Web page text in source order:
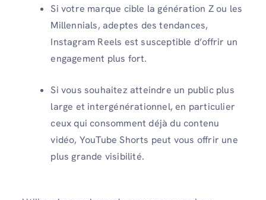
Si votre marque cible la génération Z ou les
Millennials, adeptes des tendances,
Instagram Reels est susceptible d’offrir un
engagement plus fort.
Si vous souhaitez atteindre un public plus
large et intergénérationnel, en particulier
ceux qui consomment déjà du contenu
vidéo, YouTube Shorts peut vous offrir une
plus grande visibilité.